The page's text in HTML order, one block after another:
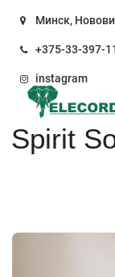
Минск,
+375-33-397-
instagram
Spirit